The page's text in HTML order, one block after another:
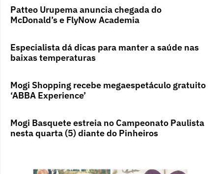
Patteo Urupema anuncia chegada do
McDonald’s e FlyNow Academia
Especialista dá dicas para manter a saúde nas
baixas temperaturas
Mogi Shopping recebe megaespetáculo gratuito
‘ABBA Experience’
Mogi Basquete estreia no Campeonato Paulista
nesta quarta (5) diante do Pinheiros